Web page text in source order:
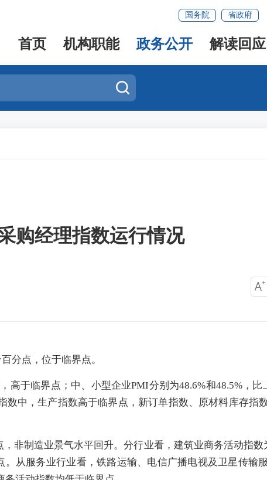
国务院 省政府
首页 机构职能 政务公开 解读回应
购经理指数运行情况
分点，位于临界点。
高于临界点；中、小型企业PMI分别为48.6%和48.5%，比
中，生产指数高于临界点，新订单指数、原材料库存指
非制造业景气水平回升。分行业看，建筑业商务活动指数
从服务业行业看，铁路运输、电信广播电视及卫星传输